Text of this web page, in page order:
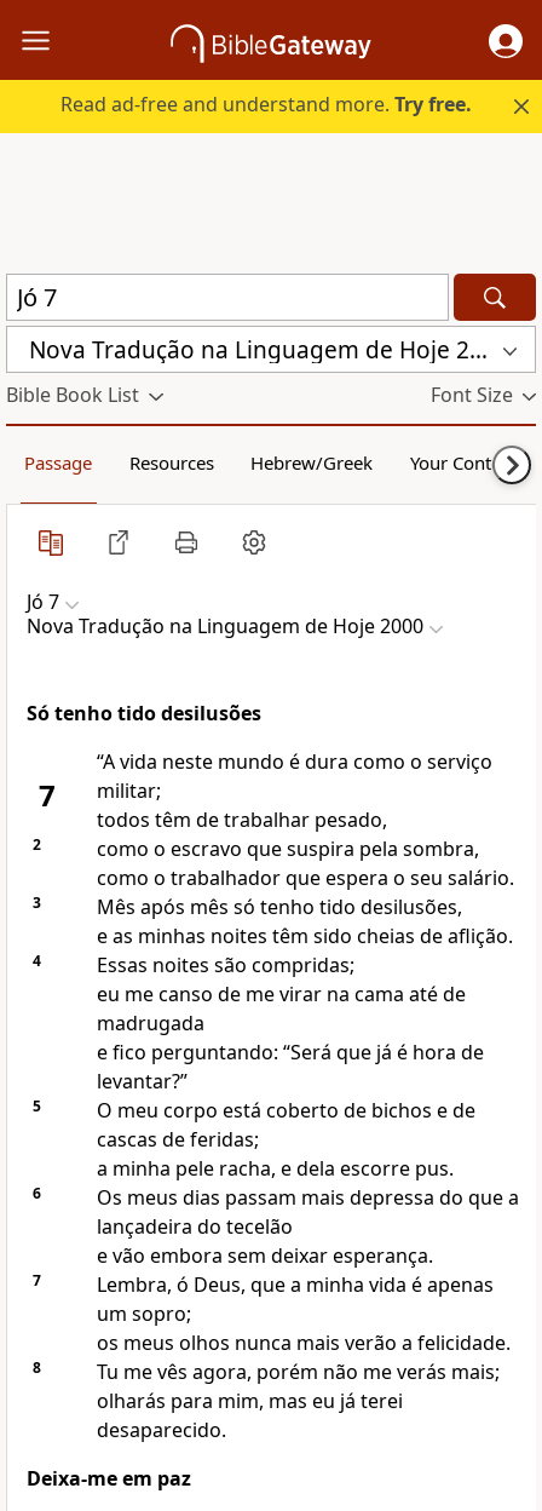
Read ad-free and understand more.Try free.
Nova Traduҫão na Linguagem de Hoje 2000 (NTLH)
Bible Book List Font Size
Passage Resources Hebrew/Greek Your Content
Jó 7
Nova Traduҫão na Linguagem de Hoje 2000
Só tenho tido desilusões
7
“A vida neste mundo é dura como o serviço
militar;
todos têm de trabalhar pesado,
2
como o escravo que suspira pela sombra,
como o trabalhador que espera o seu salário.
3
Mês após mês só tenho tido desilusões,
e as minhas noites têm sido cheias de aflição.
4
Essas noites são compridas;
eu me canso de me virar na cama até de
madrugada
e fico perguntando: “Será que já é hora de
levantar?”
5
O meu corpo está coberto de bichos e de
cascas de feridas;
a minha pele racha, e dela escorre pus.
6
Os meus dias passam mais depressa do que a
lançadeira do tecelão
e vão embora sem deixar esperança.
7
Lembra, ó Deus, que a minha vida é apenas
um sopro;
os meus olhos nunca mais verão a felicidade.
8
Tu me vês agora, porém não me verás mais;
olharás para mim, mas eu já terei
desaparecido.
Deixa-me em paz